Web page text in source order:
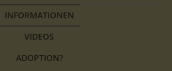
INFORMATIONEN
VIDEOS
ADOPTION?